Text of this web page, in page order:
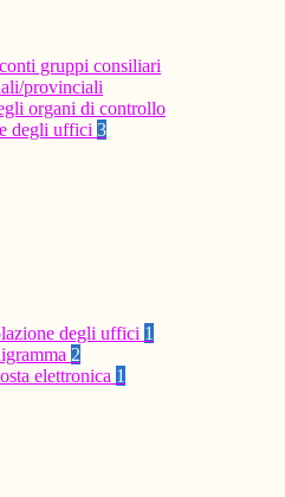
gruppi consiliari
provinciali
organi di controllo
degli uffici 3
degli uffici 1
2
elettronica 1